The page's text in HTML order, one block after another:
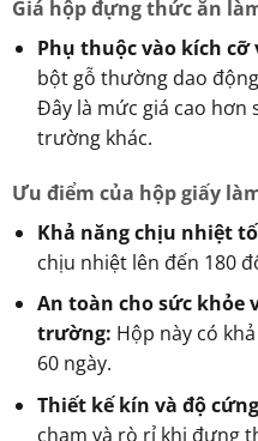
Giá hộp đựng thức ăn
Phụ thuộc vào kích cỡ
bột gỗ thường dao
Đây là mức giá cao hơn
trường khác.
Ưu điểm của hộp giấy
Khả năng chịu nhiệt
chịu nhiệt lên đến 180
An toàn cho sức khỏe
trường: Hộp này có
60 ngày.
Thiết kế kín và độ
chạm và rò rỉ khi đựng